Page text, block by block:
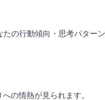
の行動傾向・思考パター
の情熱が見られます。